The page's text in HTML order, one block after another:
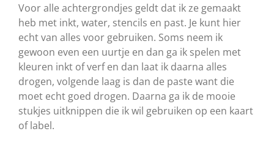
Voor alle achtergrondjes geldt dat ik ze gemaakt
heb met inkt, water, stencils en past. Je kunt hier
echt van alles voor gebruiken. Soms neem ik
gewoon even een uurtje en dan ga ik spelen met
kleuren inkt of verf en dan laat ik daarna alles
drogen, volgende laag is dan de paste want die
moet echt goed drogen. Daarna ga ik de mooie
stukjes uitknippen die ik wil gebruiken op een kaart
of label.